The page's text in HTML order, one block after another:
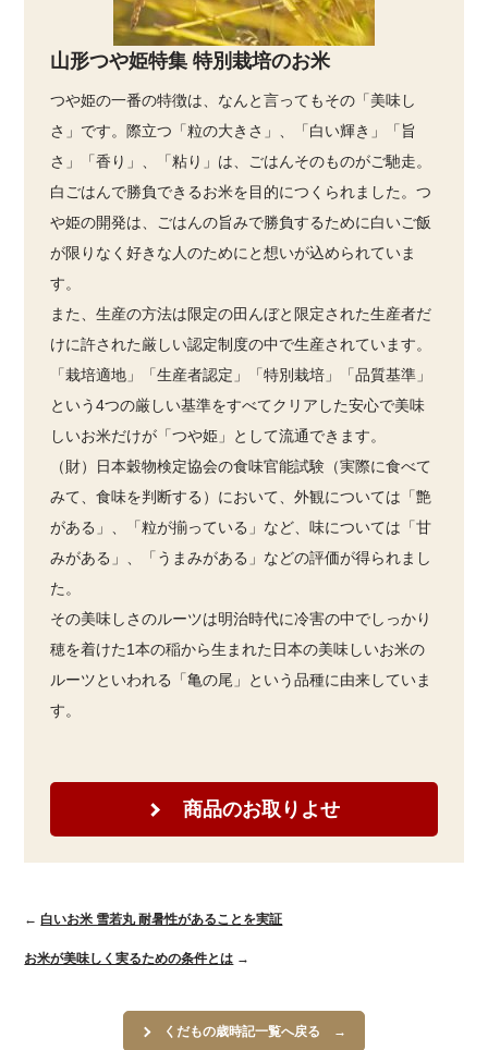
山形つや姫特集 特別栽培のお米
つや姫の一番の特徴は、なんと言ってもその「美味し
さ」です。際立つ「粒の大きさ」、「白い輝き」「旨
さ」「香り」、「粘り」は、ごはんそのものがご馳走。
白ごはんで勝負できるお米を目的につくられました。つ
や姫の開発は、ごはんの旨みで勝負するために白いご飯
が限りなく好きな人のためにと想いが込められていま
す。
また、生産の方法は限定の田んぼと限定された生産者だ
けに許された厳しい認定制度の中で生産されています。
「栽培適地」「生産者認定」「特別栽培」「品質基準」
という4つの厳しい基準をすべてクリアした安心で美味
しいお米だけが「つや姫」として流通できます。
（財）日本穀物検定協会の食味官能試験（実際に食べて
みて、食味を判断する）において、外観については「艶
がある」、「粒が揃っている」など、味については「甘
みがある」、「うまみがある」などの評価が得られまし
た。
その美味しさのルーツは明治時代に冷害の中でしっかり
穂を着けた1本の稲から生まれた日本の美味しいお米の
ルーツといわれる「亀の尾」という品種に由来していま
す。
商品のお取りよせ
← 白いお米 雪若丸 耐暑性があることを実証
お米が美味しく実るための条件とは →
くだもの歳時記一覧へ戻る